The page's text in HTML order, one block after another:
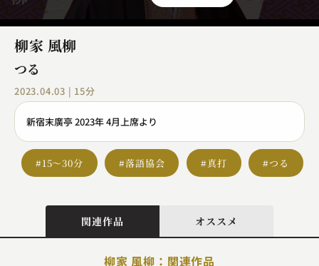
柳家 風柳
つる
2023.04.03 | 15分
新宿末廣亭 2023年 4月上席より
#15～30分 #落語協会 #真打 #つる
関連作品 オススメ
柳家 風柳：関連作品